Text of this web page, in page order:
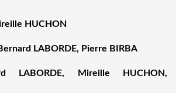
HUCHON
LABORDE, Pierre BIRBA
Mireille HUCHON,